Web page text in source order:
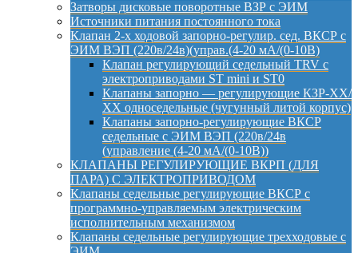
Затворы дисковые поворотные ВЗР с ЭИМ
Источники питания постоянного тока
Клапан 2-х ходовой запорно-регулир. сед. ВКСР с
ЭИМ ВЭП (220в/24в)(управ.(4-20 мА/(0-10В)
Клапан регулирующий седельный TRV с
электроприводами ST mini и ST0
Клапаны запорно — регулирующие КЗР-ХХ/
ХХ односедельные (чугунный литой корпус)
Клапаны запорно-регулирующие ВКСР
седельные с ЭИМ ВЭП (220в/24в
(управление (4-20 мА/(0-10В))
КЛАПАНЫ РЕГУЛИРУЮЩИЕ ВКРП (ДЛЯ
ПАРА) С ЭЛЕКТРОПРИВОДОМ
Клапаны седельные регулирующие ВКСР с
программно-управляемым электрическим
исполнительным механизмом
Клапаны седельные регулирующие трехходовые с